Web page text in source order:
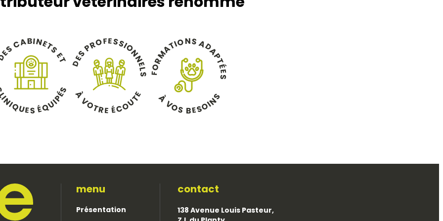
ESCABINETS
E
T
I
NIQUES ÉQU
I
P
É
S
D
E
S
PROFESSION
N
E
L
S
À
VOTRE ÉCOUT
E
F
O
R
M
ATIONS ADAP
T
É
E
S
À
VOS BESOI
N
S
menu
Présentation
contact
138 Avenue Louis Pasteur,